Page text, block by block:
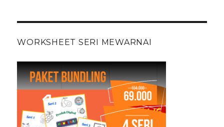
WORKSHEET SERI MEWARNAI